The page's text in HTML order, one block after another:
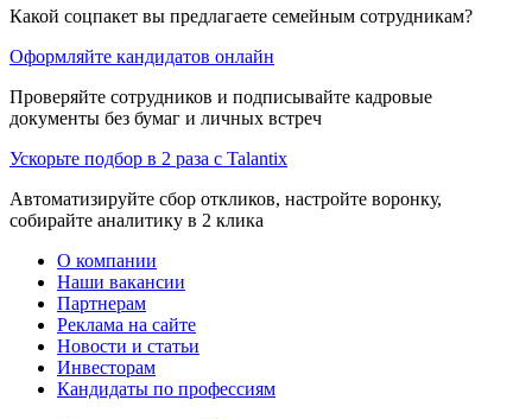
Какой соцпакет вы предлагаете семейным сотрудникам?
Оформляйте кандидатов онлайн
Проверяйте сотрудников и подписывайте кадровые
документы без бумаг и личных встреч
Ускорьте подбор в 2 раза с Talantix
Автоматизируйте сбор откликов, настройте воронку,
собирайте аналитику в 2 клика
О компании
Наши вакансии
Партнерам
Реклама на сайте
Новости и статьи
Инвесторам
Кандидаты по профессиям